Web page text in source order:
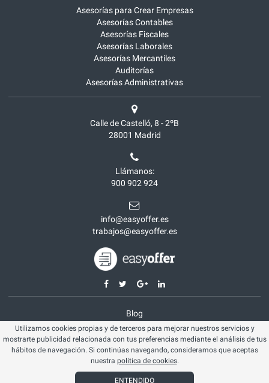
Asesorías para Crear Empresas
Asesorías Contables
Asesorías Fiscales
Asesorías Laborales
Asesorías Mercantiles
Auditorías
Asesorías Administrativas
Calle de Castelló, 8 - 2ºB
28001 Madrid
Llámanos:
900 902 924
info@easyoffer.es
trabajos@easyoffer.es
Blog
Opiniones
Aviso legal
Política cookies
Utilizamos cookies propias y de terceros para mejorar nuestros servicios y
mostrarte publicidad relacionada con tus preferencias mediante el análisis de tus
hábitos de navegación. Si continúas navegando, consideramos que aceptas
nuestra política de cookies.
ENTENDIDO